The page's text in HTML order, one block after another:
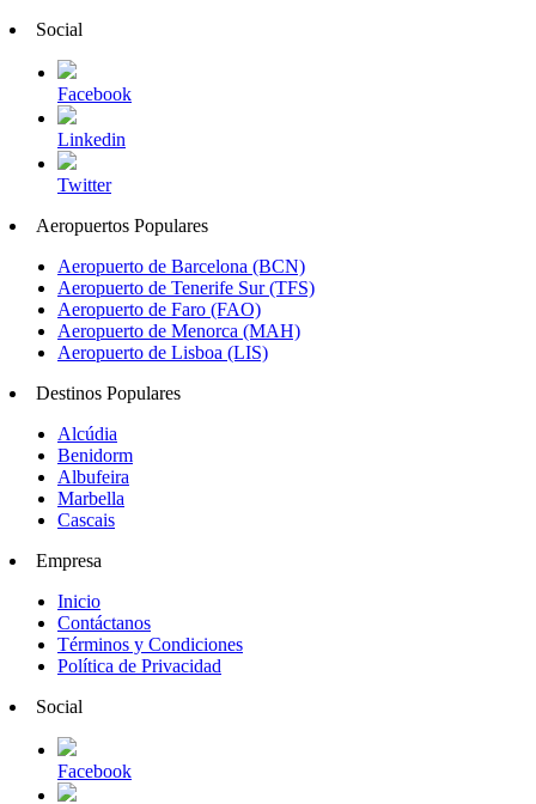
Social
Facebook
Linkedin
Twitter
Aeropuertos Populares
Aeropuerto de Barcelona (BCN)
Aeropuerto de Tenerife Sur (TFS)
Aeropuerto de Faro (FAO)
Aeropuerto de Menorca (MAH)
Aeropuerto de Lisboa (LIS)
Destinos Populares
Alcúdia
Benidorm
Albufeira
Marbella
Cascais
Empresa
Inicio
Contáctanos
Términos y Condiciones
Política de Privacidad
Social
Facebook